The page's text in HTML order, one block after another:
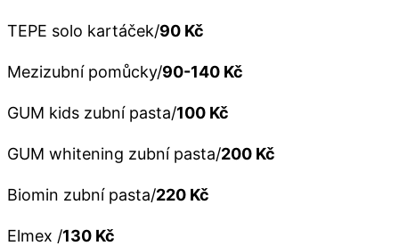
TEPE solo kartáček/90 Kč
Mezizubní pomůcky/90-140 Kč
GUM kids zubní pasta/100 Kč
GUM whitening zubní pasta/200 Kč
Biomin zubní pasta/220 Kč
Elmex /130 Kč